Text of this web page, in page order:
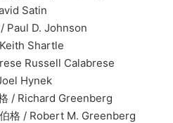
Satin
D. Johnson
Shartle
Calabrese
Hynek
Greenberg
Robert M. Greenberg